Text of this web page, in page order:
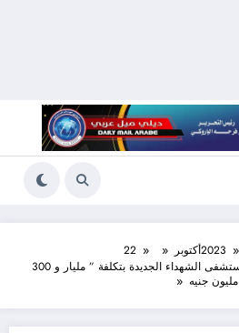
2023أكتوبر
22
محافظ المنوفية يتفقد موقع مستشفى الشهداء الجديدة بتكلفة ” مليار و 300
مليون جنيه